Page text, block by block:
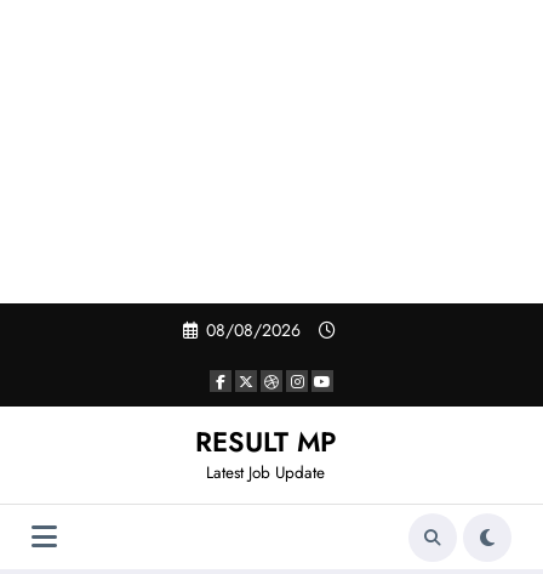
08/08/2026
RESULT MP
Latest Job Update